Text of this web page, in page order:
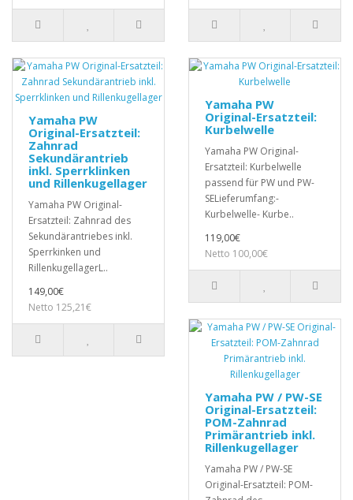
Yamaha PW
Original-Ersatzteil:
Zahnrad
Sekundärantrieb
inkl. Sperrklinken
und Rillenkugellager
Yamaha PW Original-
Ersatzteil: Zahnrad des
Sekundärantriebes inkl.
Sperrkinken und
RillenkugellagerL..
149,00€
Netto 125,21€
Yamaha PW
Original-Ersatzteil:
Kurbelwelle
Yamaha PW Original-
Ersatzteil: Kurbelwelle
passend für PW und PW-
SELieferumfang:-
Kurbelwelle- Kurbe..
119,00€
Netto 100,00€
Yamaha PW / PW-SE
Original-Ersatzteil:
POM-Zahnrad
Primärantrieb inkl.
Rillenkugellager
Yamaha PW / PW-SE
Original-Ersatzteil: POM-